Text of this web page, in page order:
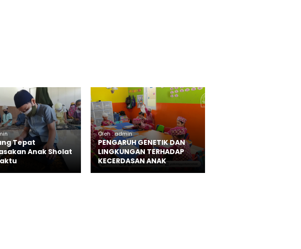
Tepat
Anak Sholat
Oleh : admin
PENGARUH GENETIK DAN
LINGKUNGAN TERHADAP
KECERDASAN ANAK